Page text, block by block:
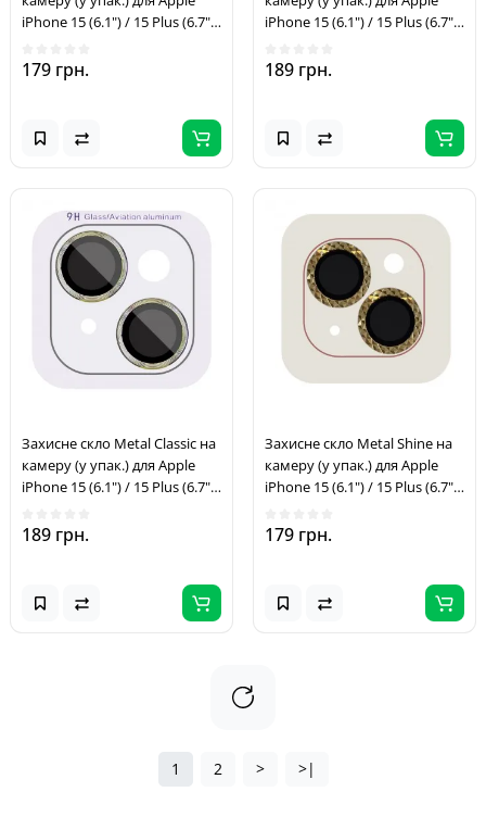
iPhone 15 (6.1") / 15 Plus (6.7")
179 грн.
iPhone 15 (6.1") / 15 Plus (6.7")
189 грн.
Захисне скло Metal Classic на
камеру (у упак.) для Apple
iPhone 15 (6.1") / 15 Plus (6.7")
189 грн.
Захисне скло Metal Shine на
камеру (у упак.) для Apple
iPhone 15 (6.1") / 15 Plus (6.7")
179 грн.
1 2 > >|